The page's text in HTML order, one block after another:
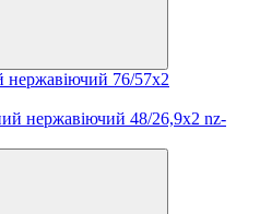
нержавіючий 76/57х2